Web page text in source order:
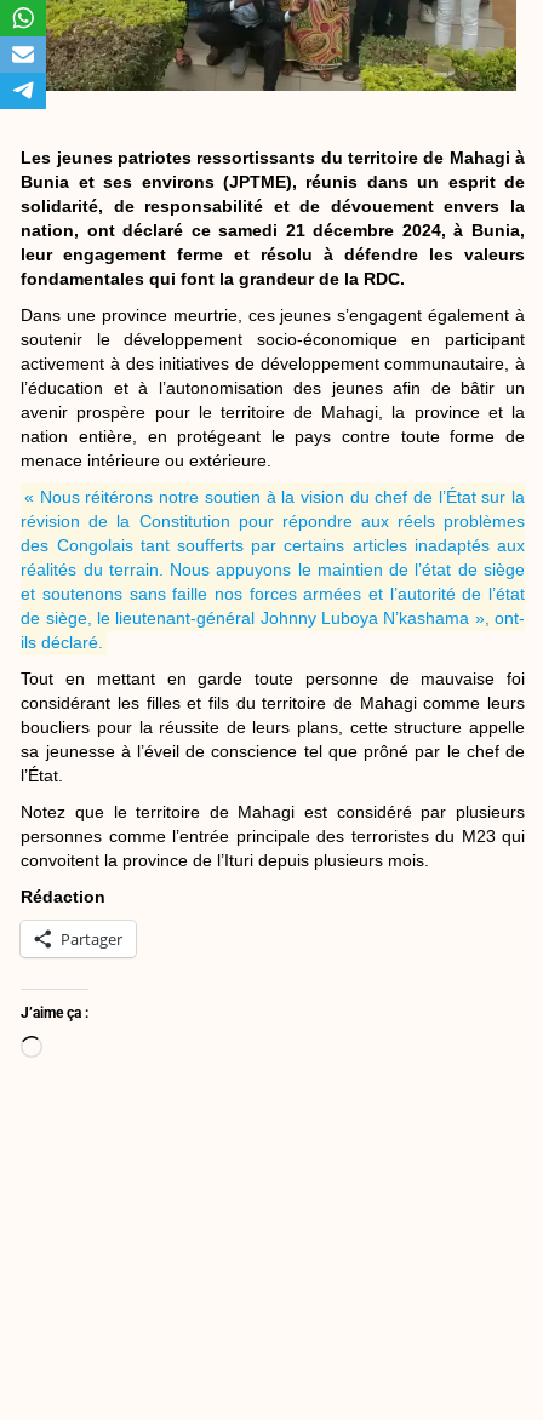
Les jeunes patriotes ressortissants du territoire de Mahagi à
Bunia et ses environs (JPTME), réunis dans un esprit de
solidarité, de responsabilité et de dévouement envers la
nation, ont déclaré ce samedi 21 décembre 2024, à Bunia,
leur engagement ferme et résolu à défendre les valeurs
fondamentales qui font la grandeur de la RDC.
Dans une province meurtrie, ces jeunes s’engagent également à
soutenir le développement socio-économique en participant
activement à des initiatives de développement communautaire, à
l’éducation et à l’autonomisation des jeunes afin de bâtir un
avenir prospère pour le territoire de Mahagi, la province et la
nation entière, en protégeant le pays contre toute forme de
menace intérieure ou extérieure.
« Nous réitérons notre soutien à la vision du chef de l’État sur la
révision de la Constitution pour répondre aux réels problèmes
des Congolais tant soufferts par certains articles inadaptés aux
réalités du terrain. Nous appuyons le maintien de l’état de siège
et soutenons sans faille nos forces armées et l’autorité de l’état
de siège, le lieutenant-général Johnny Luboya N’kashama », ont-
ils déclaré.
Tout en mettant en garde toute personne de mauvaise foi
considérant les filles et fils du territoire de Mahagi comme leurs
boucliers pour la réussite de leurs plans, cette structure appelle
sa jeunesse à l’éveil de conscience tel que prôné par le chef de
l’État.
Notez que le territoire de Mahagi est considéré par plusieurs
personnes comme l’entrée principale des terroristes du M23 qui
convoitent la province de l’Ituri depuis plusieurs mois.
Rédaction
Partager
J’aime ça :